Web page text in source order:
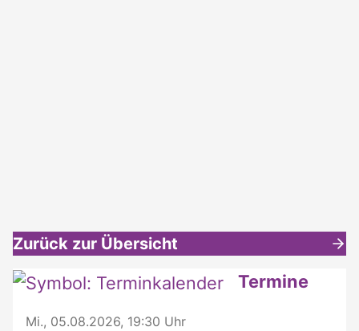
Zurück zur Übersicht
Weitere interessante Inhalte Termine
Mi., 05.08.2026, 19:30 Uhr